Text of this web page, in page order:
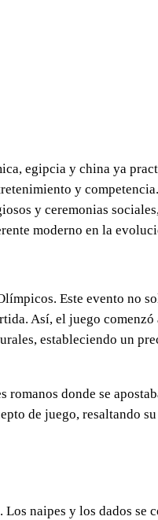
egipcia y china ya
y
y ceremonias
moderno en la
Este evento no
Así, el juego comenzó
estableciendo un
romanos donde se
de juego, resaltando
naipes y los dados se